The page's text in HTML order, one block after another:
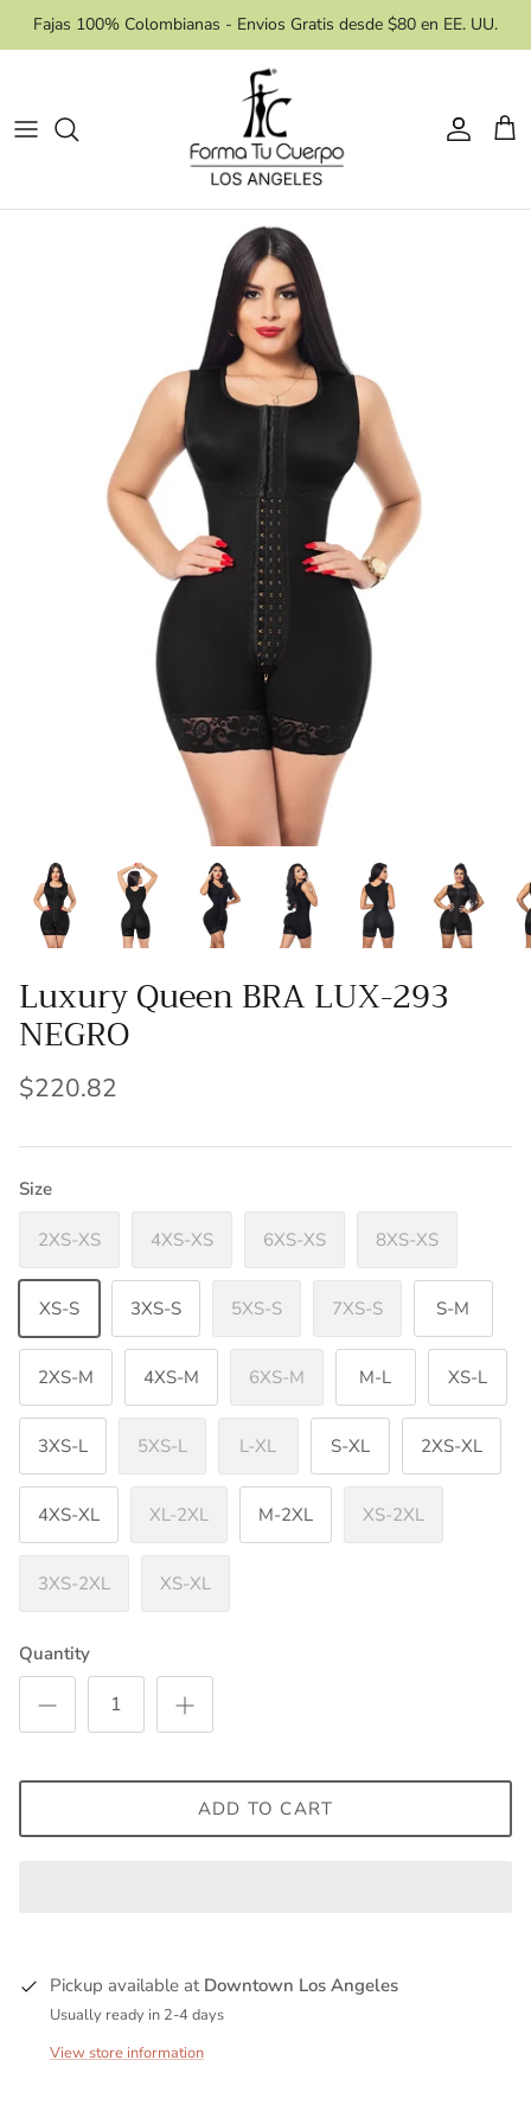
Fajas 100% Colombianas - Envios Gratis desde $80 en EE. UU.
Necesidades
Niveles de Compresión
Masajes
Luxury Queen BRA LUX-293
NEGRO
$220.82
Size
2XS-XS 4XS-XS 6XS-XS 8XS-XS
XS-S 3XS-S 5XS-S 7XS-S S-M
2XS-M 4XS-M 6XS-M M-L XS-L
3XS-L 5XS-L L-XL S-XL 2XS-XL
4XS-XL XL-2XL M-2XL XS-2XL
3XS-2XL XS-XL
Quantity
ADD TO CART
Pickup available at Downtown Los Angeles
Usually ready in 2-4 days
View store information